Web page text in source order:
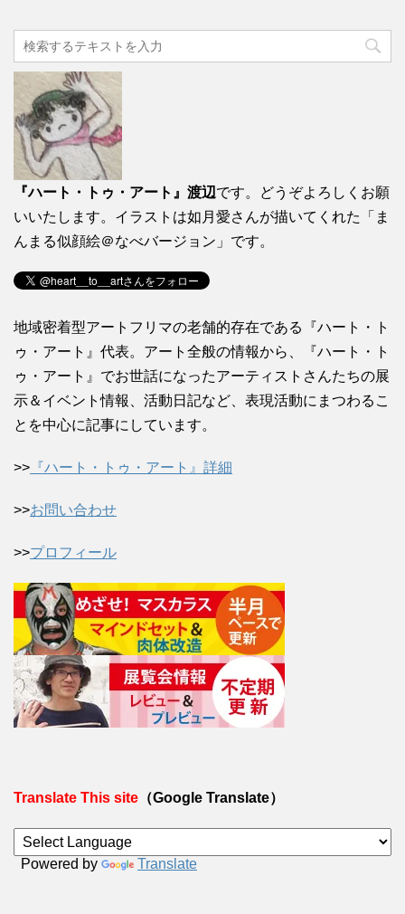
『ハート・トゥ・アート』渡辺です。どうぞよろしくお願
いいたします。イラストは如月愛さんが描いてくれた「ま
んまる似顔絵＠なべバージョン」です。
地域密着型アートフリマの老舗的存在である『ハート・ト
ゥ・アート』代表。アート全般の情報から、『ハート・ト
ゥ・アート』でお世話になったアーティストさんたちの展
示＆イベント情報、活動日記など、表現活動にまつわるこ
とを中心に記事にしています。
>> 『ハート・トゥ・アート』詳細
>>お問い合わせ
>>プロフィール
Translate This site （Google Translate）
Powered by Translate